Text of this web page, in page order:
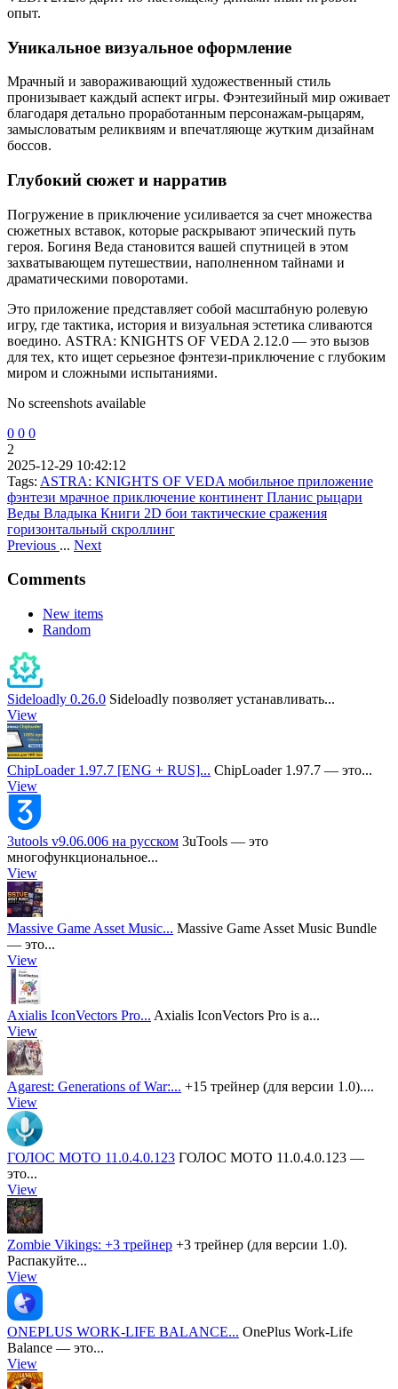
опыт.
Уникальное визуальное оформление
Мрачный и завораживающий художественный стиль
пронизывает каждый аспект игры. Фэнтезийный мир оживает
благодаря детально проработанным персонажам-рыцарям,
замысловатым реликвиям и впечатляюще жутким дизайнам
боссов.
Глубокий сюжет и нарратив
Погружение в приключение усиливается за счет множества
сюжетных вставок, которые раскрывают эпический путь
героя. Богиня Веда становится вашей спутницей в этом
захватывающем путешествии, наполненном тайнами и
драматическими поворотами.
Это приложение представляет собой масштабную ролевую
игру, где тактика, история и визуальная эстетика сливаются
воедино. ASTRA: KNIGHTS OF VEDA 2.12.0 — это вызов
для тех, кто ищет серьезное фэнтези-приключение с глубоким
миром и сложными испытаниями.
No screenshots available
0 0 0
2
2025-12-29 10:42:12
Tags: ASTRA: KNIGHTS OF VEDA мобильное приложение
фэнтези мрачное приключение континент Планис рыцари
Веды Владыка Книги 2D бои тактические сражения
горизонтальный скроллинг
Previous ... Next
Comments
New items
Random
Sideloadly 0.26.0 Sideloadly позволяет устанавливать...
View
ChipLoader 1.97.7 [ENG + RUS]... ChipLoader 1.97.7 — это...
View
3utools v9.06.006 на русском 3uTools — это
многофункциональное...
View
Massive Game Asset Music... Massive Game Asset Music Bundle
— это...
View
Axialis IconVectors Pro... Axialis IconVectors Pro is a...
View
Agarest: Generations of War:... +15 трейнер (для версии 1.0)....
View
ГОЛОС MOTO 11.0.4.0.123 ГОЛОС MOTO 11.0.4.0.123 —
это...
View
Zombie Vikings: +3 трейнер +3 трейнер (для версии 1.0).
Распакуйте...
View
ONEPLUS WORK-LIFE BALANCE... OnePlus Work-Life
Balance — это...
View